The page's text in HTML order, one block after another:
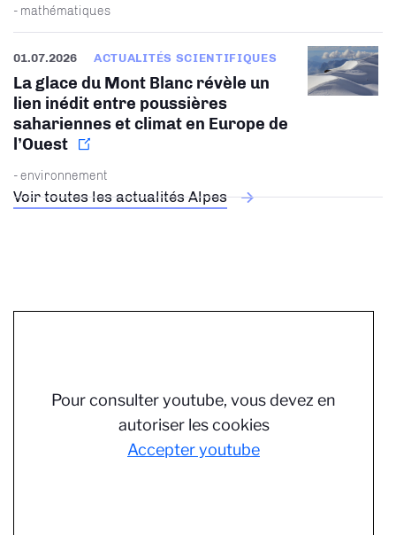
Voir toutes les actualités Alpes
- mathématiques
01.07.2026 ACTUALITÉS SCIENTIFIQUES
La glace du Mont Blanc révèle un
lien inédit entre poussières
sahariennes et climat en Europe de
l’Ouest
- environnement
Pour consulter youtube, vous devez en
autoriser les cookies
Accepter youtube